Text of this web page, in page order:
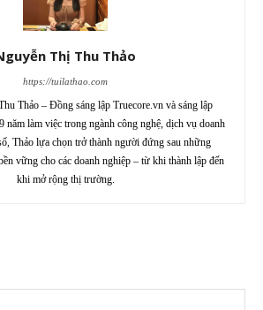
Thị Thu Thảo
https://tuilathao.com
Thảo – Đồng sáng lập Truecore.vn và sáng lập
năm làm việc trong ngành công nghệ, dịch vụ doanh
Thảo lựa chọn trở thành người đứng sau những
vững cho các doanh nghiệp – từ khi thành lập đến
khi mở rộng thị trường.